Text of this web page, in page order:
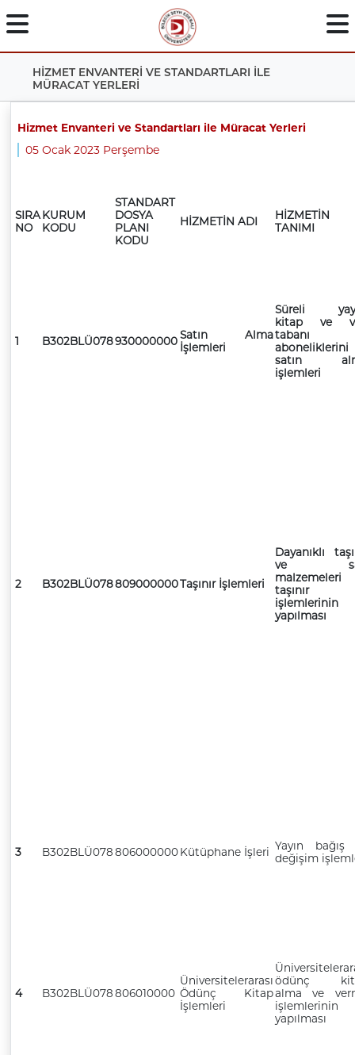
HİZMET ENVANTERİ VE STANDARTLARI İLE
MÜRACAT YERLERİ
Hizmet Envanteri ve Standartları ile Müracat Yerleri
05 Ocak 2023 Perşembe
SIRA
NO
KURUM
KODU
STANDART
DOSYA
PLANI
KODU
HİZMETİN ADI
HİZMETİN
TANIMI
1 B302BLÜ078930000000Satın Alma
İşlemleri
Süreli
kitap ve
tabanı
aboneliklerini
satın
işlemleri
2 B302BLÜ078809000000Taşınır İşlemleri
Dayanıklı
ve
malzemeleri
taşınır
işlemlerinin
yapılması
3 B302BLÜ078806000000Kütüphane İşleri Yayın bağış
değişim
4 B302BLÜ078806010000
Üniversitelerarası
Ödünç Kitap
İşlemleri
ödünç
alma ve
işlemlerinin
yapılması